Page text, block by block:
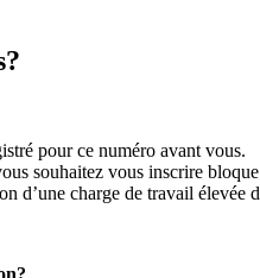
pour ce numéro avant vous.
souhaitez vous inscrire
d’une charge de travail élevée